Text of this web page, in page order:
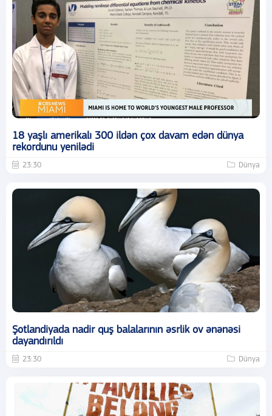
18 yaşlı amerikalı 300 ildən çox davam edən dünya
rekordunu yenilədi
23:30 Dünya
Şotlandiyada nadir quş balalarının əsrlik ov ənənəsi
dayandırıldı
23:30 Dünya